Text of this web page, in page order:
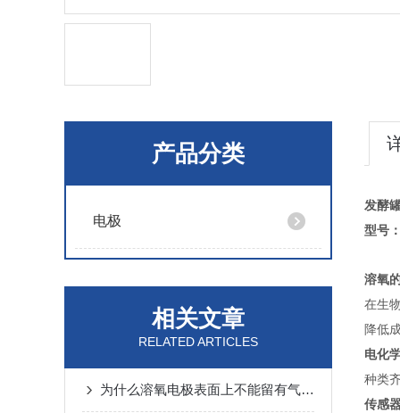
产品分类
电极
相关文章
RELATED ARTICLES
为什么溶氧电极表面上不能留有气泡？
发酵
型号
溶氧
在生
降低
电化
种类
传感